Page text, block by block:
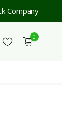
Company
0